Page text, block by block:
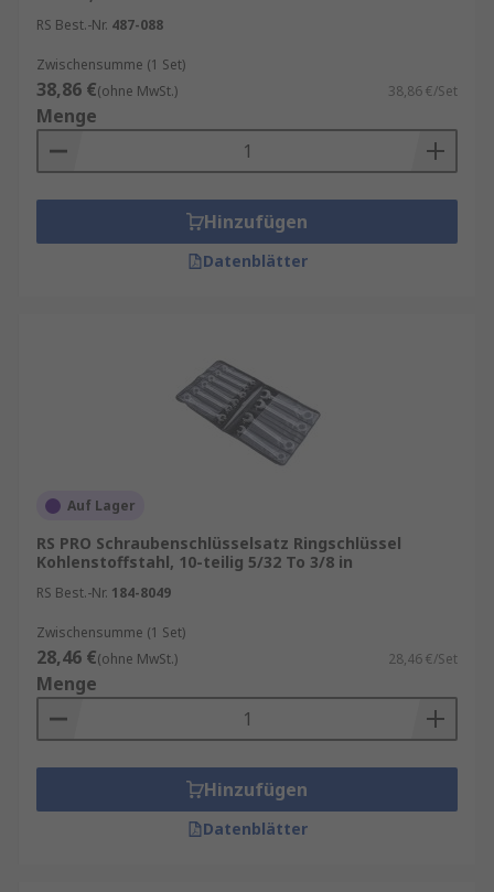
RS Best.-Nr. 487-088
Zwischensumme (1 Set)
38,86 €(ohne MwSt.) 38,86 €/Set
Menge
Hinzufügen
Datenblätter
Auf Lager
RS PRO Schraubenschlüsselsatz Ringschlüssel
Kohlenstoffstahl, 10-teilig 5/32 To 3/8 in
RS Best.-Nr. 184-8049
Zwischensumme (1 Set)
28,46 €(ohne MwSt.) 28,46 €/Set
Menge
Hinzufügen
Datenblätter